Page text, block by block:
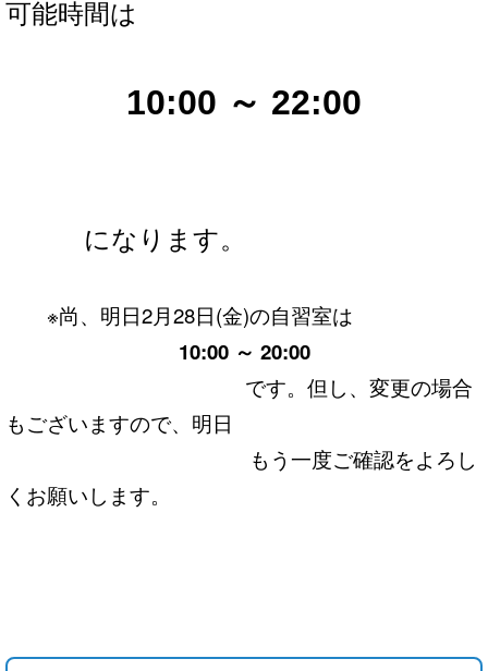
可能時間は
10:00 ～ 22:00
になります。
※尚、明日2月28日(金)の自習室は
10:00 ～ 20:00
です。但し、変更の場合
もございますので、明日
もう一度ご確認をよろし
くお願いします。